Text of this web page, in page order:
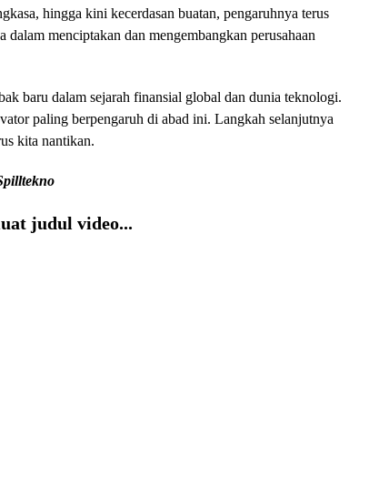
hingga kini kecerdasan buatan, pengaruhnya terus
menciptakan dan mengembangkan perusahaan
baru dalam sejarah finansial global dan dunia teknologi.
paling berpengaruh di abad ini. Langkah selanjutnya
kita nantikan.
judul video...